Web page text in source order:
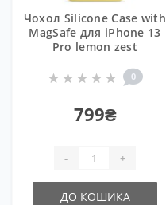
Чохол Silicone Case with
MagSafe для iPhone 13
Pro lemon zest
0
799₴
- +
ДО КОШИКА